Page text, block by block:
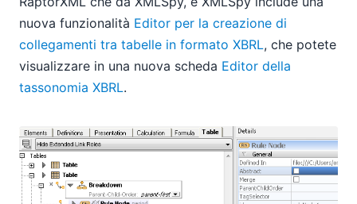
nuova funzionalità Editor per la creazione di
collegamenti tra tabelle in formato XBRL, che potete
visualizzare in una nuova scheda Editor della
tassonomia XBRL.